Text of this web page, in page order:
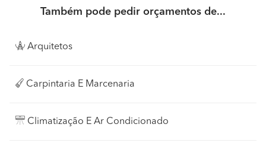
Também pode pedir orçamentos de...
Arquitetos
Carpintaria E Marcenaria
Climatização E Ar Condicionado